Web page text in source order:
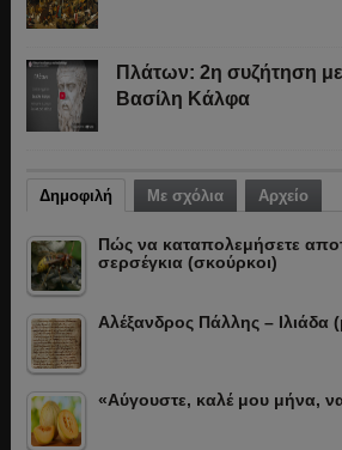
Πλάτων: 2η συζήτηση
Βασίλη Κάλφα
Δημοφιλή Με σχόλια Αρχείο
Πώς να καταπολεμήσετε
σερσέγκια (σκούρκοι)
Αλέξανδρος Πάλλης – Ιλιάδα
«Αύγουστε, καλέ μου μήνα,